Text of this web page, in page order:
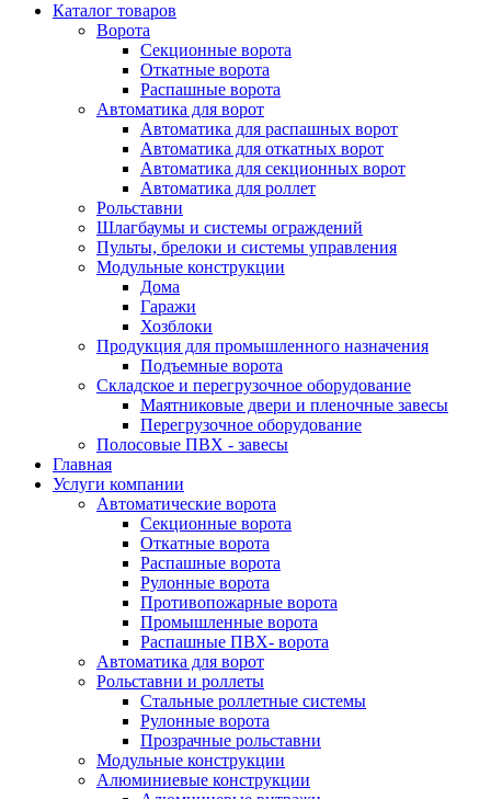
Каталог товаров
Ворота
Секционные ворота
Откатные ворота
Распашные ворота
Автоматика для ворот
Автоматика для распашных ворот
Автоматика для откатных ворот
Автоматика для секционных ворот
Автоматика для роллет
Рольставни
Шлагбаумы и системы ограждений
Пульты, брелоки и системы управления
Модульные конструкции
Дома
Гаражи
Хозблоки
Продукция для промышленного назначения
Подъемные ворота
Складское и перегрузочное оборудование
Маятниковые двери и пленочные завесы
Перегрузочное оборудование
Полосовые ПВХ - завесы
Главная
Услуги компании
Автоматические ворота
Секционные ворота
Откатные ворота
Распашные ворота
Рулонные ворота
Противопожарные ворота
Промышленные ворота
Распашные ПВХ- ворота
Автоматика для ворот
Рольставни и роллеты
Стальные роллетные системы
Рулонные ворота
Прозрачные рольставни
Модульные конструкции
Алюминиевые конструкции